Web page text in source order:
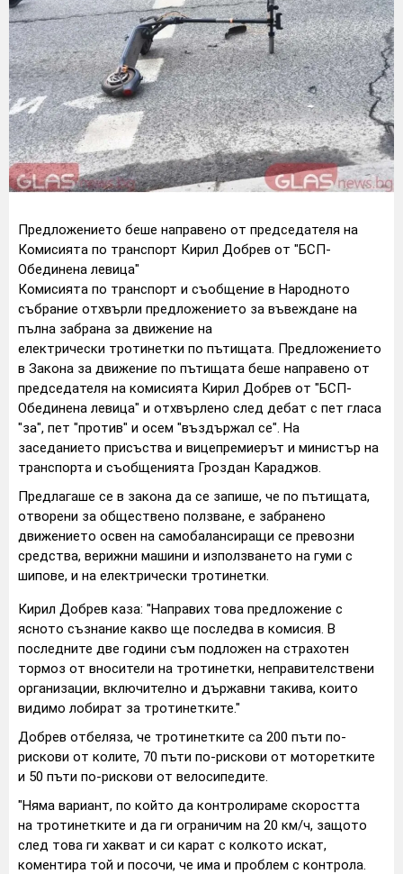
Предложението беше направено от председателя на
Комисията по транспорт Кирил Добрев от "БСП-
Обединена левица"
Комисията по транспорт и съобщение в Народното
събрание отхвърли предложението за въвеждане на
пълна забрана за движение на
електрически тротинетки по пътищата. Предложението
в Закона за движение по пътищата беше направено от
председателя на комисията Кирил Добрев от "БСП-
Обединена левица" и отхвърлено след дебат с пет гласа
"за", пет "против" и осем "въздържал се". На
заседанието присъства и вицепремиерът и министър на
транспорта и съобщенията Гроздан Караджов.
Предлагаше се в закона да се запише, че по пътищата,
отворени за обществено ползване, е забранено
движението освен на самобалансиращи се превозни
средства, верижни машини и използването на гуми с
шипове, и на електрически тротинетки.
Кирил Добрев каза: "Направих това предложение с
ясното съзнание какво ще последва в комисия. В
последните две години съм подложен на страхотен
тормоз от вносители на тротинетки, неправителствени
организации, включително и държавни такива, които
видимо лобират за тротинетките."
Добрев отбеляза, че тротинетките са 200 пъти по-
рискови от колите, 70 пъти по-рискови от моторетките
и 50 пъти по-рискови от велосипедите.
"Няма вариант, по който да контролираме скоростта
на тротинетките и да ги ограничим на 20 км/ч, защото
след това ги хакват и си карат с колкото искат,
коментира той и посочи, че има и проблем с контрола.